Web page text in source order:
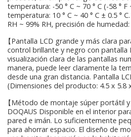
temperatura: -50 ° C ~ 70 ° C (-58 °
temperatura: 10 ° C ~ 40 ° C ± 0.5 °
RH ~ 99% RH, precisión de
【Pantalla LCD grande y más clara
control brillante y negro con pantalla
visualización clara de las pantallas
manera, puede leer claramente la
desde una gran distancia. Pantalla
(Dimensiones del producto: 4.5 x 5.8 x
【Método de montaje súper portátil
DOQAUS Disponible en el interior
pared e imán. Lo suficientemente
para ahorrar espacio. El diseño de